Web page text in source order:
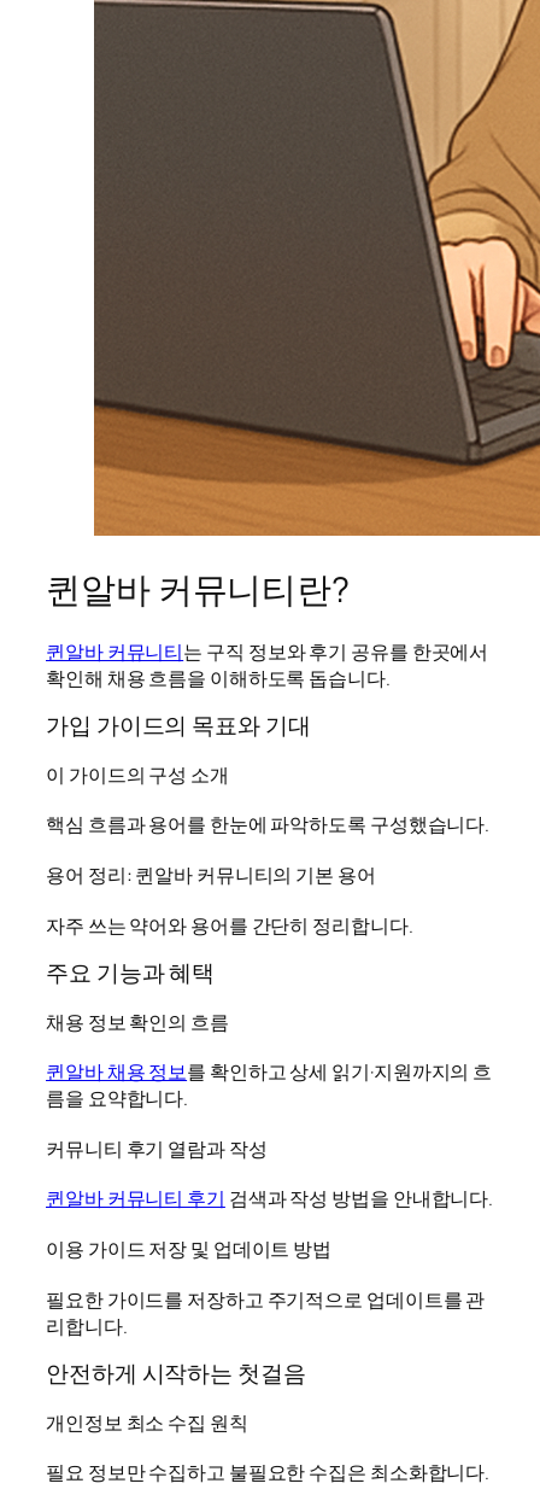
퀸알바 커뮤니티란?
퀸알바 커뮤니티는 구직 정보와 후기 공유를 한곳에서
확인해 채용 흐름을 이해하도록 돕습니다.
가입 가이드의 목표와 기대
이 가이드의 구성 소개
핵심 흐름과 용어를 한눈에 파악하도록 구성했습니다.
용어 정리: 퀸알바 커뮤니티의 기본 용어
자주 쓰는 약어와 용어를 간단히 정리합니다.
주요 기능과 혜택
채용 정보 확인의 흐름
퀸알바 채용 정보를 확인하고 상세 읽기·지원까지의 흐
름을 요약합니다.
커뮤니티 후기 열람과 작성
퀸알바 커뮤니티 후기 검색과 작성 방법을 안내합니다.
이용 가이드 저장 및 업데이트 방법
필요한 가이드를 저장하고 주기적으로 업데이트를 관
리합니다.
안전하게 시작하는 첫걸음
개인정보 최소 수집 원칙
필요 정보만 수집하고 불필요한 수집은 최소화합니다.